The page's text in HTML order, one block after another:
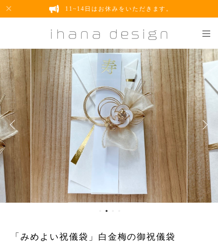
11~14日はお休みをいただきます。
「みめよい祝儀袋」白金梅の御祝儀袋